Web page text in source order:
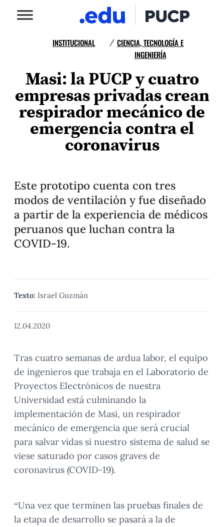
INSTITUCIONAL / CIENCIA, TECNOLOGÍA E
INGENIERÍA
Masi: la PUCP y cuatro
empresas privadas crean
respirador mecánico de
emergencia contra el
coronavirus
Este prototipo cuenta con tres
modos de ventilación y fue diseñado
a partir de la experiencia de médicos
peruanos que luchan contra la
COVID-19.
Texto: Israel Guzmán
12.04.2020
Tras cuatro semanas de ardua labor, el equipo
de ingenieros que trabaja en el Laboratorio de
Proyectos Electrónicos de nuestra
Universidad está culminando la
implementación de Masi, un respirador
mecánico de emergencia que será crucial
para salvar vidas si nuestro sistema de salud se
viese saturado por casos graves de
coronavirus (COVID-19).
“Una vez que terminen las pruebas finales de
la etapa de desarrollo se pasará a la de